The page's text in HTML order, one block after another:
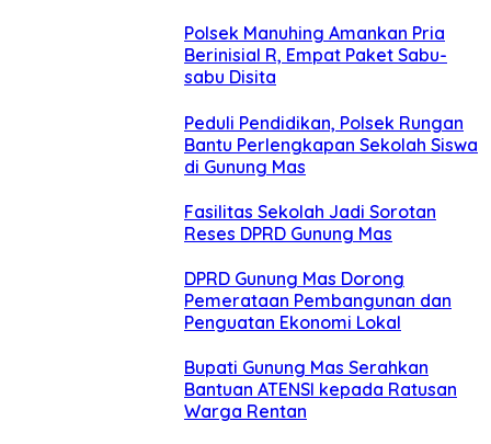
Polsek Manuhing Amankan Pria
Berinisial R, Empat Paket Sabu-
sabu Disita
Peduli Pendidikan, Polsek Rungan
Bantu Perlengkapan Sekolah Siswa
di Gunung Mas
Fasilitas Sekolah Jadi Sorotan
Reses DPRD Gunung Mas
DPRD Gunung Mas Dorong
Pemerataan Pembangunan dan
Penguatan Ekonomi Lokal
Bupati Gunung Mas Serahkan
Bantuan ATENSI kepada Ratusan
Warga Rentan